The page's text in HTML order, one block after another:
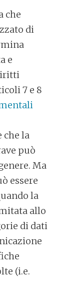
che
di
e
7 e 8
che la
può
Ma
essere
la
allo
di dati
(i.e.